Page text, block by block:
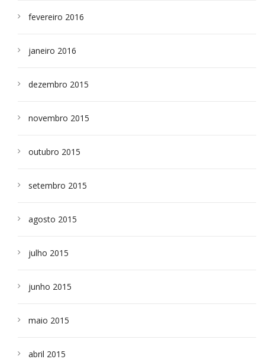
fevereiro 2016
janeiro 2016
dezembro 2015
novembro 2015
outubro 2015
setembro 2015
agosto 2015
julho 2015
junho 2015
maio 2015
abril 2015